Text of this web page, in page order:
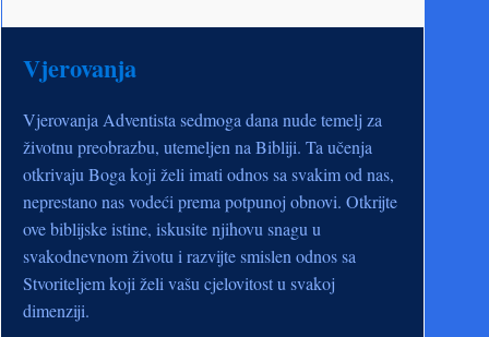
Vjerovanja
Vjerovanja Adventista sedmoga dana nude temelj za
životnu preobrazbu, utemeljen na Bibliji. Ta učenja
otkrivaju Boga koji želi imati odnos sa svakim od nas,
neprestano nas vodeći prema potpunoj obnovi. Otkrijte
ove biblijske istine, iskusite njihovu snagu u
svakodnevnom životu i razvijte smislen odnos sa
Stvoriteljem koji želi vašu cjelovitost u svakoj
dimenziji.